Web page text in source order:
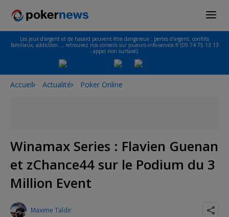
Les jeux d'argent et de hasard peuvent être dangereux : pertes d'argent, conflits
familiaux, addiction…, retrouvez nos conseils sur joueurs-info-service.fr (09 74 75 13 13
- appel non surtaxé).
Accueil Actualité Poker Online
Winamax Series : Flavien Guenan
et zChance44 sur le Podium du 3
Million Event
Maxime Taldir